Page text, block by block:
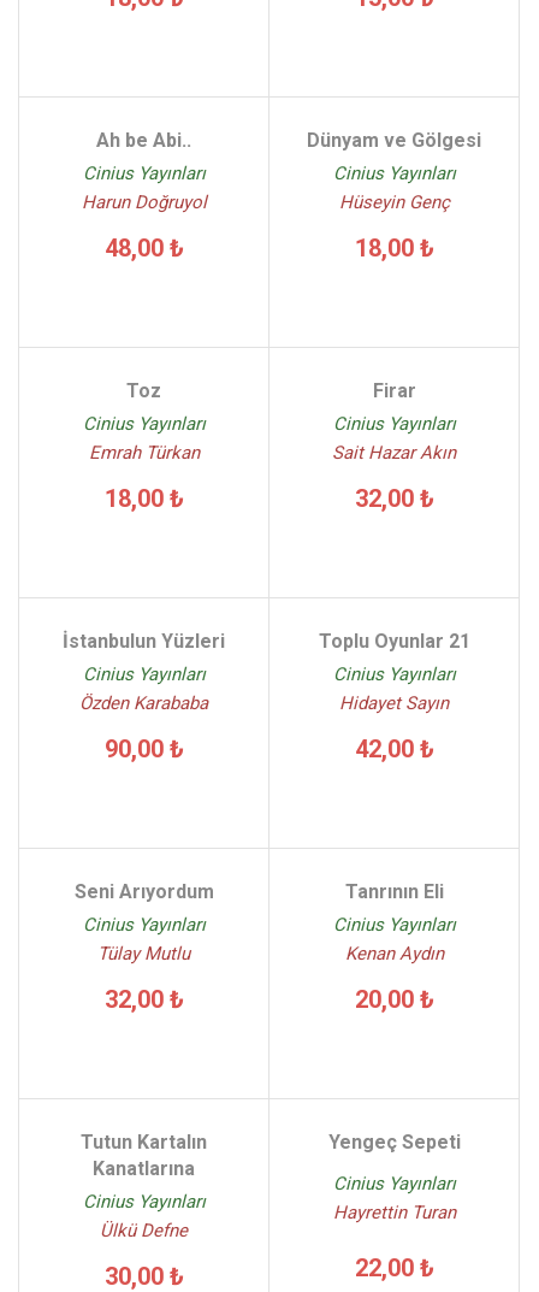
Ah be Abi..
Cinius Yayınları
Harun Doğruyol
48,00 ₺
Dünyam ve Gölgesi
Cinius Yayınları
Hüseyin Genç
18,00 ₺
Toz
Cinius Yayınları
Emrah Türkan
18,00 ₺
Firar
Cinius Yayınları
Sait Hazar Akın
32,00 ₺
İstanbulun Yüzleri
Cinius Yayınları
Özden Karababa
90,00 ₺
Toplu Oyunlar 21
Cinius Yayınları
Hidayet Sayın
42,00 ₺
Seni Arıyordum
Cinius Yayınları
Tülay Mutlu
32,00 ₺
Tanrının Eli
Cinius Yayınları
Kenan Aydın
20,00 ₺
Tutun Kartalın
Kanatlarına
Cinius Yayınları
Ülkü Defne
30,00 ₺
Yengeç Sepeti
Cinius Yayınları
Hayrettin Turan
22,00 ₺